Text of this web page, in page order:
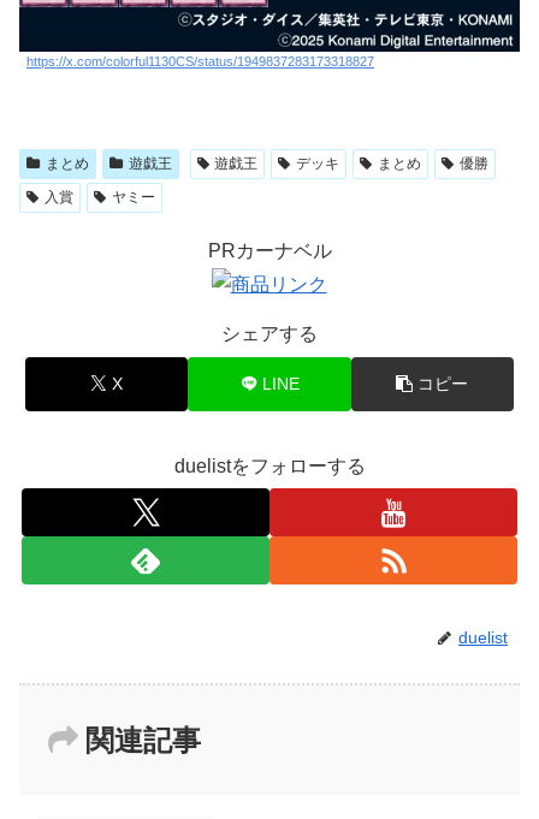
https://x.com/colorful1130CS/status/1949837283173318827
まとめ 遊戯王 遊戯王 デッキ まとめ
優勝
入賞
ヤミー
PRカーナベル
シェアする
X LINE コピー
duelistをフォローする
duelist
関連記事